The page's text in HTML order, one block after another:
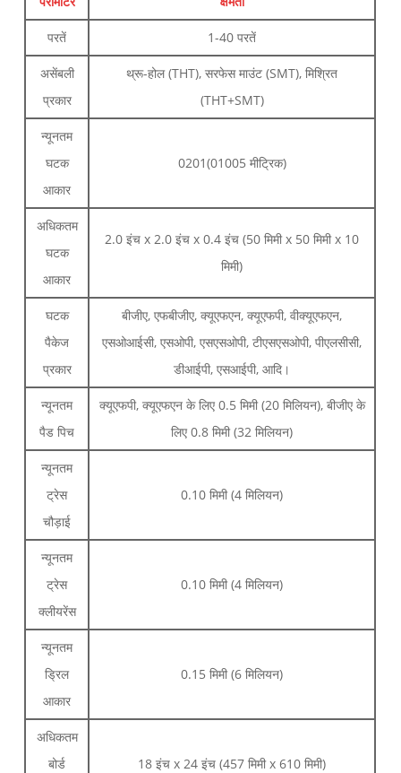
परतें 1-40 परतें
असेंबली
प्रकार
थ्रू-होल (THT), सरफेस माउंट (SMT), मिश्रित
(THT+SMT)
न्यूनतम
घटक
आकार
0201(01005 मीट्रिक)
अधिकतम
घटक
आकार
2.0 इंच x 2.0 इंच x 0.4 इंच (50 मिमी x 50 मिमी x 10
मिमी)
घटक
पैकेज
प्रकार
बीजीए, एफबीजीए, क्यूएफएन, क्यूएफपी, वीक्यूएफएन,
एसओआईसी, एसओपी, एसएसओपी, टीएसएसओपी, पीएलसीसी,
डीआईपी, एसआईपी, आदि।
न्यूनतम
पैड पिच
क्यूएफपी, क्यूएफएन के लिए 0.5 मिमी (20 मिलियन), बीजीए के
लिए 0.8 मिमी (32 मिलियन)
न्यूनतम
ट्रेस
चौड़ाई
0.10 मिमी (4 मिलियन)
न्यूनतम
ट्रेस
क्लीयरेंस
0.10 मिमी (4 मिलियन)
न्यूनतम
ड्रिल
आकार
0.15 मिमी (6 मिलियन)
अधिकतम
बोर्ड
18 इंच x 24 इंच (457 मिमी x 610 मिमी)